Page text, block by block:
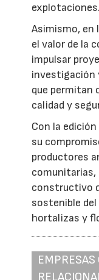
explotaciones.
Asimismo, en
el valor de la
impulsar
investigación
que permitan
calidad y
Con la
su
productores
comunitarias,
constructivo
sostenible
hortalizas y